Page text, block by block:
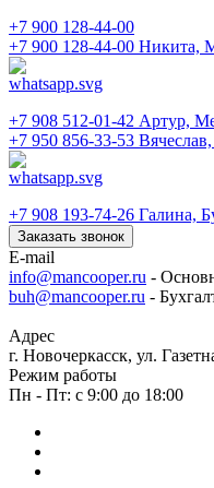
+7 900 128-44-00
+7 900 128-44-00 Никита,
+7 908 512-01-42 Артур,
+7 950 856-33-53
+7 908 193-74-26 Галина,
Заказать звонок
E-mail
info@mancooper.ru -
buh@mancooper.ru -
Адрес
г. Новочеркасск, ул.
Режим работы
Пн - Пт: с 9:00 до 18:00